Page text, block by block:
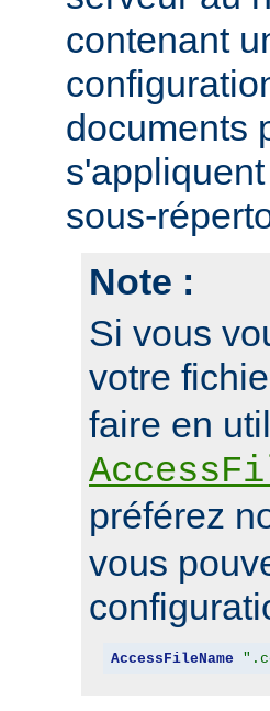
contenant
documents
sous-
Note :
Si vous
votre
faire en
préférez
vous
AccessFileName